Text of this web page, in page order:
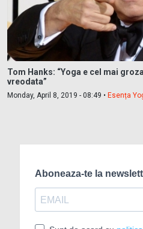
Tom Hanks: “Yoga e cel mai
vreodata”
Monday, April 8, 2019 - 08:49 • Esența